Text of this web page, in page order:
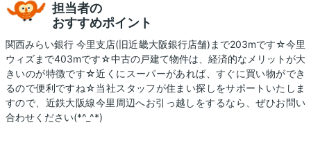
担当者の
おすすめポイント
関西みらい銀行 今里支店(旧近畿大阪銀行店舗)まで203mです☆今里
ウィズまで403mです☆中古の戸建て物件は、経済的なメリットが大
きいのが特徴です☆近くにスーパーがあれば、すぐに買い物ができ
るので便利ですね☆当社スタッフが住まい探しをサポートいたしま
すので、近鉄大阪線今里周辺へお引っ越しをするなら、ぜひお問い
合わせください(*^_^*)